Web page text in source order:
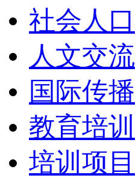
社会人口
人文交流
国际传播
教育培训
培训项目